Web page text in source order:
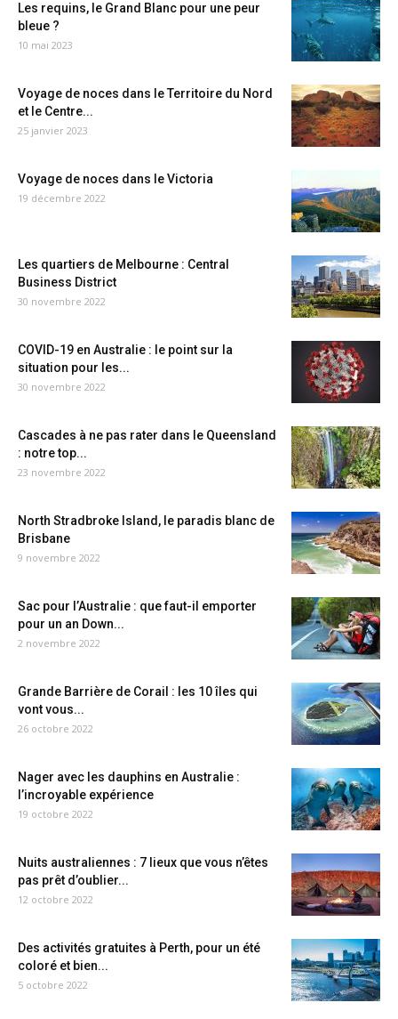
Les requins, le Grand Blanc pour une peur
bleue ?
10 mai 2023
Voyage de noces dans le Territoire du Nord
et le Centre...
25 janvier 2023
Voyage de noces dans le Victoria
19 décembre 2022
Les quartiers de Melbourne : Central
Business District
30 novembre 2022
COVID-19 en Australie : le point sur la
situation pour les...
30 novembre 2022
Cascades à ne pas rater dans le Queensland
: notre top...
23 novembre 2022
North Stradbroke Island, le paradis blanc de
Brisbane
9 novembre 2022
Sac pour l’Australie : que faut-il emporter
pour un an Down...
2 novembre 2022
Grande Barrière de Corail : les 10 îles qui
vont vous...
26 octobre 2022
Nager avec les dauphins en Australie :
l’incroyable expérience
19 octobre 2022
Nuits australiennes : 7 lieux que vous n’êtes
pas prêt d’oublier...
12 octobre 2022
Des activités gratuites à Perth, pour un été
coloré et bien...
5 octobre 2022